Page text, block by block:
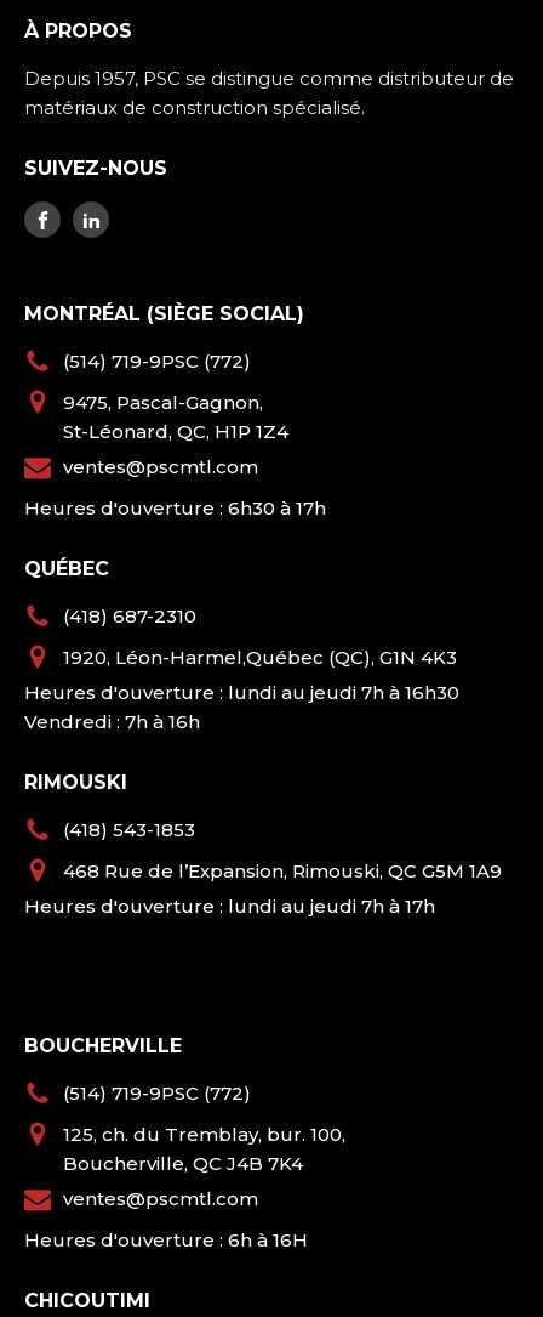
À PROPOS
Depuis 1957, PSC se distingue comme distributeur de
matériaux de construction spécialisé.
SUIVEZ-NOUS
MONTRÉAL (SIÈGE SOCIAL)
(514) 719-9PSC (772)
9475, Pascal-Gagnon,
St-Léonard, QC, H1P 1Z4
ventes@pscmtl.com
Heures d'ouverture : 6h30 à 17h
QUÉBEC
(418) 687-2310
1920, Léon-Harmel,Québec (QC), G1N 4K3
Heures d'ouverture : lundi au jeudi 7h à 16h30
Vendredi : 7h à 16h
RIMOUSKI
(418) 543-1853
468 Rue de l’Expansion, Rimouski, QC G5M 1A9
Heures d'ouverture : lundi au jeudi 7h à 17h
BOUCHERVILLE
(514) 719-9PSC (772)
125, ch. du Tremblay, bur. 100,
Boucherville, QC J4B 7K4
ventes@pscmtl.com
Heures d'ouverture : 6h à 16H
CHICOUTIMI